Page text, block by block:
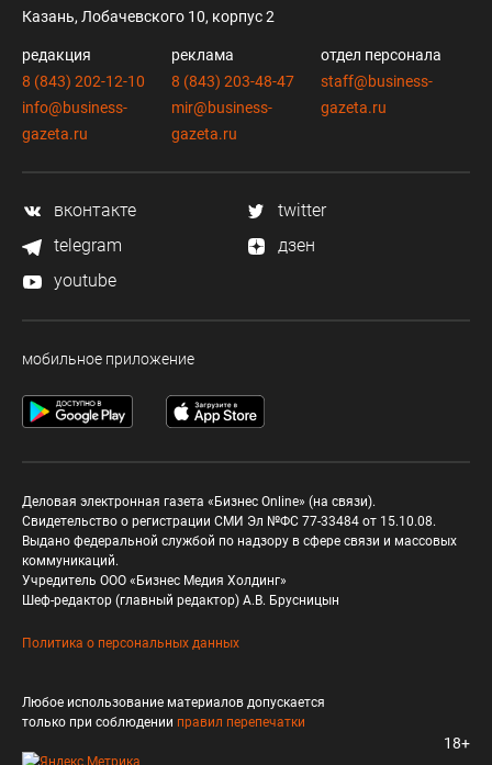
Казань, Лобачевского 10, корпус 2
редакция
8 (843) 202-12-10
info@business-
gazeta.ru
реклама
8 (843) 203-48-47
mir@business-
gazeta.ru
отдел персонала
staff@business-
gazeta.ru
вконтакте
twitter
telegram
дзен
youtube
мобильное приложение
Деловая электронная газета «Бизнес Online» (на связи).
Свидетельство о регистрации СМИ Эл №ФС 77-33484 от 15.10.08.
Выдано федеральной службой по надзору в сфере связи и массовых
коммуникаций.
Учредитель ООО «Бизнес Медия Холдинг»
Шеф-редактор (главный редактор) А.В. Брусницын
Политика о персональных данных
Любое использование материалов допускается
только при соблюдении правил перепечатки
18+